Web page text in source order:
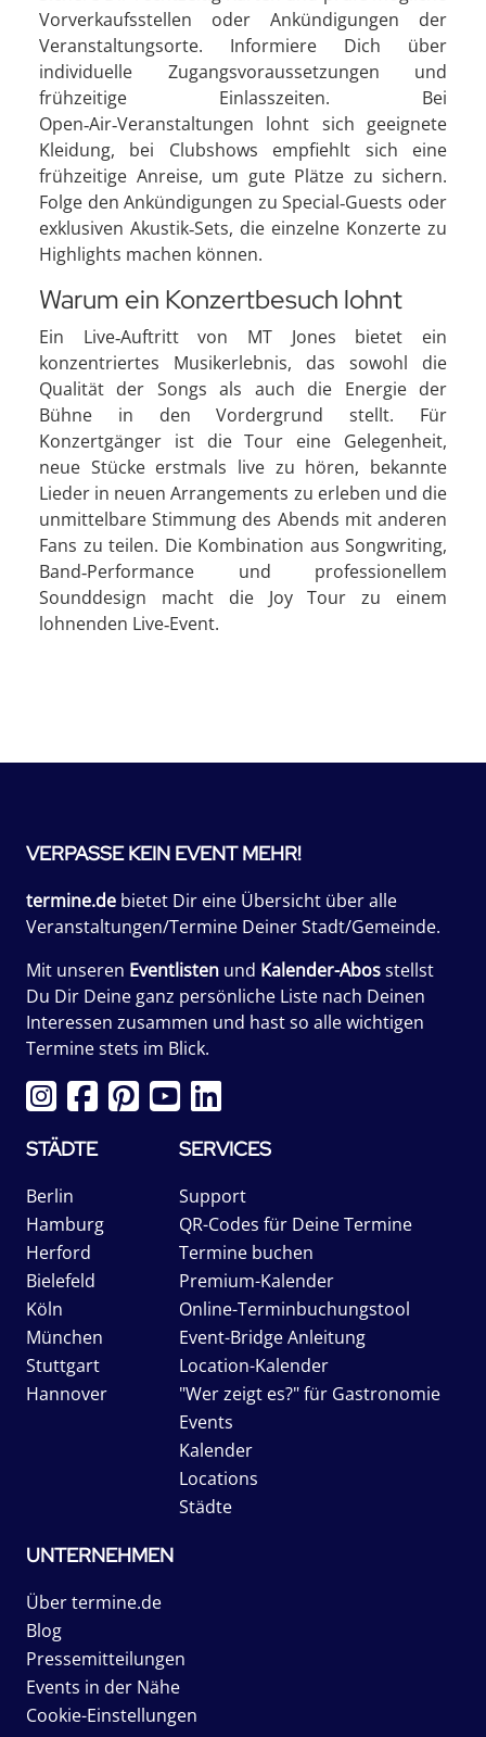
Vorverkaufsstellen oder Ankündigungen der
Veranstaltungsorte. Informiere Dich über
individuelle Zugangsvoraussetzungen und
frühzeitige Einlasszeiten. Bei
Open‑Air‑Veranstaltungen lohnt sich geeignete
Kleidung, bei Clubshows empfiehlt sich eine
frühzeitige Anreise, um gute Plätze zu sichern.
Folge den Ankündigungen zu Special‑Guests oder
exklusiven Akustik‑Sets, die einzelne Konzerte zu
Highlights machen können.
Warum ein Konzertbesuch lohnt
Ein Live‑Auftritt von MT Jones bietet ein
konzentriertes Musikerlebnis, das sowohl die
Qualität der Songs als auch die Energie der
Bühne in den Vordergrund stellt. Für
Konzertgänger ist die Tour eine Gelegenheit,
neue Stücke erstmals live zu hören, bekannte
Lieder in neuen Arrangements zu erleben und die
unmittelbare Stimmung des Abends mit anderen
Fans zu teilen. Die Kombination aus Songwriting,
Band‑Performance und professionellem
Sounddesign macht die Joy Tour zu einem
lohnenden Live‑Event.
VERPASSE KEIN EVENT MEHR!
termine.de bietet Dir eine Übersicht über alle
Veranstaltungen/Termine Deiner Stadt/Gemeinde.
Mit unseren Eventlisten und Kalender-Abosstellst
Du Dir Deine ganz persönliche Liste nach Deinen
Interessen zusammen und hast so alle wichtigen
Termine stets im Blick.
STÄDTE
Berlin
Hamburg
Herford
Bielefeld
Köln
München
Stuttgart
Hannover
SERVICES
Support
QR-Codes für Deine Termine
Termine buchen
Premium-Kalender
Online-Terminbuchungstool
Event-Bridge Anleitung
Location-Kalender
"Wer zeigt es?" für Gastronomie
Events
Kalender
Locations
Städte
UNTERNEHMEN
Über termine.de
Blog
Pressemitteilungen
Events in der Nähe
Cookie-Einstellungen